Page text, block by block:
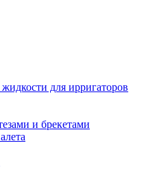
для ирригаторов
и брекетами